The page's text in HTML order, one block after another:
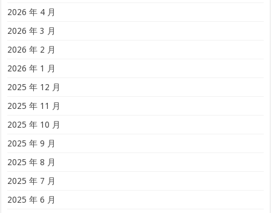
2026 年 4 月
2026 年 3 月
2026 年 2 月
2026 年 1 月
2025 年 12 月
2025 年 11 月
2025 年 10 月
2025 年 9 月
2025 年 8 月
2025 年 7 月
2025 年 6 月